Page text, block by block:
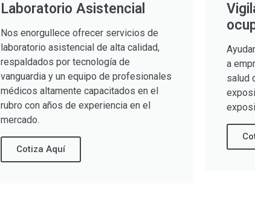
Laboratorio Asistencial
Nos enorgullece ofrecer servicios de
laboratorio asistencial de alta calidad,
respaldados por tecnología de
vanguardia y un equipo de profesionales
médicos altamente capacitados en el
rubro con años de experiencia en el
mercado.
Cotiza Aquí
a
salud